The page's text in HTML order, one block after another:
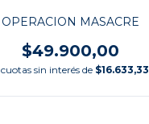
OPERACION MASACRE
$49.900,00
cuotas sin interés de $16.633,33